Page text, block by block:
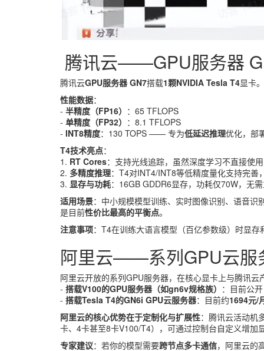
腾讯云——GPU服务器
腾讯云GPU服务器 GN7搭载1颗NVIDIA Tesla T4显卡
性能数据：
- 半精度（FP16） ：65 TFLOPS
- 单精度（FP32） ：8.1 TFLOPS
- INT8精度：130 TOPS —— 专为低延迟推理优化，部
T4技术亮点：
1. RT Cores：支持光线追踪，虽然深度学习不直接使
2. 多精度推理：T4对INT4/INT8等低精度量化支持完
3. 显存与功耗：16GB GDDR6显存，功耗仅70W，无
适用场景：中小规模模型训练、实时图像识别、语音
是目前性价比最高的平衡点。
注意事项：T4在训练大语言模型（百亿参数级）时显
阿里云——系列GPU云服
阿里云开放的系列GPU服务器，在核心显卡上与腾讯云
- 搭载V100的GPU服务器（如gn6v规格族） ：目前公
- 搭载Tesla T4的GN6i GPU云服务器：目前约1694元/
阿里云的核心优势在于定制化与扩展性：腾讯云活动机
卡、4卡甚至8卡V100/T4），可通过控制台自定义增加
专家建议：若你的模型需要跨节点多卡通信，阿里云的